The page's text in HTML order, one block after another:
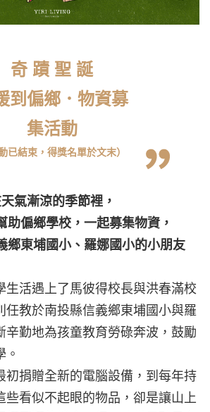
奇 蹟 聖 誕
到偏鄉．物資募
集活動
動已結束，得獎名單於文末）
氣漸涼的季節裡，
助偏鄉學校，一起募集物資，
鄉東埔國小、羅娜國小的小朋友
生活遇上了馬彼得校長與洪春滿校
任教於南投縣信義鄉東埔國小與羅
辛勤地為孩童教育勞碌奔波，鼓勵
。
初捐贈全新的電腦設備，到每年持
些看似不起眼的物品，卻是讓山上